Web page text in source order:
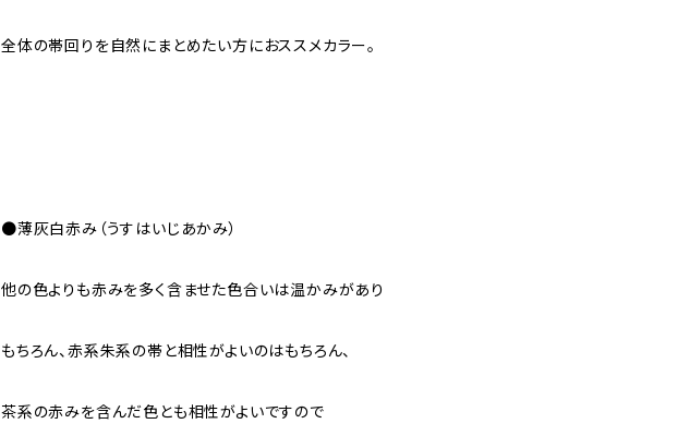
全体の帯回りを自然にまとめたい方におススメカラー。
●薄灰白赤み（うすはいじあかみ）
他の色よりも赤みを多く含ませた色合いは温かみがあり
もちろん、赤系朱系の帯と相性がよいのはもちろん、
茶系の赤みを含んだ色とも相性がよいですので